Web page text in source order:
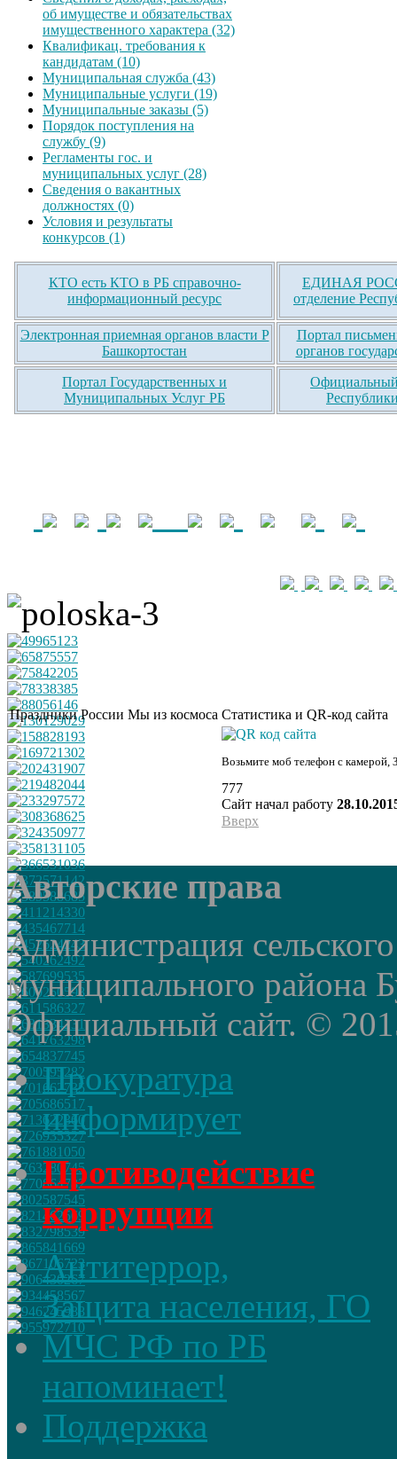
об имуществе и обязательствах
имущественного характера (32)
Квалификац. требования к
кандидатам (10)
Муниципальная служба (43)
Муниципальные услуги (19)
Муниципальные заказы (5)
Порядок поступления на
службу (9)
Регламенты гос. и
муниципальных услуг (28)
Сведения о вакантных
должностях (0)
Условия и результаты
конкурсов (1)
КТО есть КТО в РБ справочно-
информационный ресурс
ЕДИНАЯ
отделение
Электронная приемная органов власти Р
Башкортостан
Портал
органов
Портал Государственных и
Муниципальных Услуг РБ
Официальный
Праздники России Мы из космоса Статистика и QR-код сайта
Возьмите моб телефон с камерой,
777
Сайт начал работу
Вверх
Авторские права
Администрация
муниципального района
Официальный сайт. ©
Прокуратура
информирует
Противодействие
коррупции
Антитеррор,
Защита населения, ГО
МЧС РФ по РБ
напоминает!
Поддержка